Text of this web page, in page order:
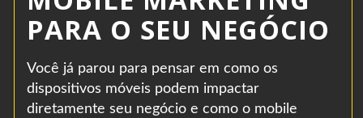
PARA O SEU NEGÓCIO
Você já parou para pensar em como os
dispositivos móveis podem impactar
diretamente seu negócio e como o mobile